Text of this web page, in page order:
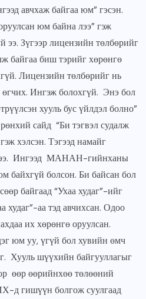
авчхаж байгаа юм” гэсэн.
юм байна лээ” гэж
ээ. Зүгээр лицензийн төлбөрийг
байгаа биш тэрийг хөрөнгө
Лицензийн төлбөрийг нь
өгчих. Ингэж болохгүй. Энэ бол
хууль бус үйлдэл болно”
сайд “Би тэгвэл судалж
хэлсэн. Тэгээд намайг
Ингээд МАНАН-гийнханы
байхгүй болсон. Би байсан бол
байгаад “Ухаа худаг”-ийг
худаг”-аа тэд авчихсан. Одоо
их хөрөнгө оруулсан.
юм уу, үгүй бол хувийн өмч
Хууль шүүхийн байгууллагыг
өөр өөрийнхөө төлөөний
д гишүүн болгож суулгаад